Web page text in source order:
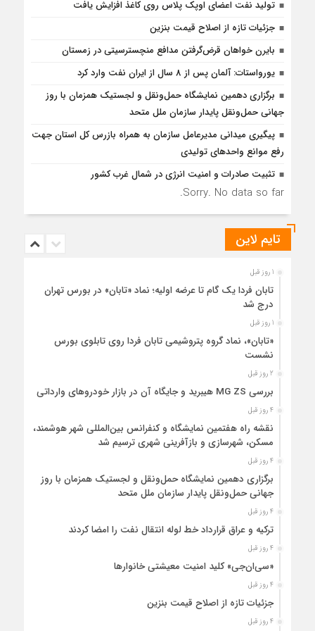
تولید نفت اعضای اوپک پلاس روی کاغذ افزایش یافت
جزئیات تازه از اصلاح قیمت بنزین
بایرن خواهان قرض‌گرفتن مدافع منچسترسیتی در زمستان
یورواستات: آلمان پس از 8 سال از ایران نفت وارد کرد
برگزاری دهمین نمایشگاه حمل‌ونقل و لجستیک همزمان با روز
جهانی حمل‌ونقل پایدار سازمان ملل متحد
پیگیری میدانی مدیرعامل سازمان به همراه بازرس كل استان جهت
رفع موانع واحدهای تولیدی
تثبیت صادرات و امنیت انرژی در شمال‌ غرب کشور
Sorry. No data so far.
تایم لاین
1 روز قبل
تابان فردا یک گام تا عرضه اولیه؛ نماد «تابان» در بورس تهران
درج شد
1 روز قبل
«تابان»، نماد گروه پتروشیمی تابان فردا روی تابلوی بورس
نشست
2 روز قبل
بررسی MG ZS هیبرید و جایگاه آن در بازار خودروهای وارداتی
4 روز قبل
نقشه راه هفتمین نمایشگاه و کنفرانس بین‌المللی شهر هوشمند،
مسکن، شهرسازی و بازآفرینی شهری ترسیم شد
4 روز قبل
برگزاری دهمین نمایشگاه حمل‌ونقل و لجستیک همزمان با روز
جهانی حمل‌ونقل پایدار سازمان ملل متحد
4 روز قبل
ترکیه و عراق قرارداد خط لوله انتقال نفت را امضا کردند
4 روز قبل
«سی‌ان‌جی» کلید امنیت معیشتی خانوارها
4 روز قبل
جزئیات تازه از اصلاح قیمت بنزین
4 روز قبل